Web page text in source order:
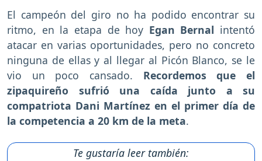
El campeón del giro no ha podido encontrar su
ritmo, en la etapa de hoy Egan Bernal intentó
atacar en varias oportunidades, pero no concreto
ninguna de ellas y al llegar al Picón Blanco, se le
vio un poco cansado. Recordemos que el
zipaquireño sufrió una caída junto a su
compatriota Dani Martínez en el primer día de
la competencia a 20 km de la meta.
Te gustaría leer también: